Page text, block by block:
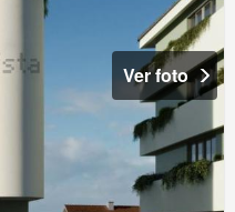
Ver foto